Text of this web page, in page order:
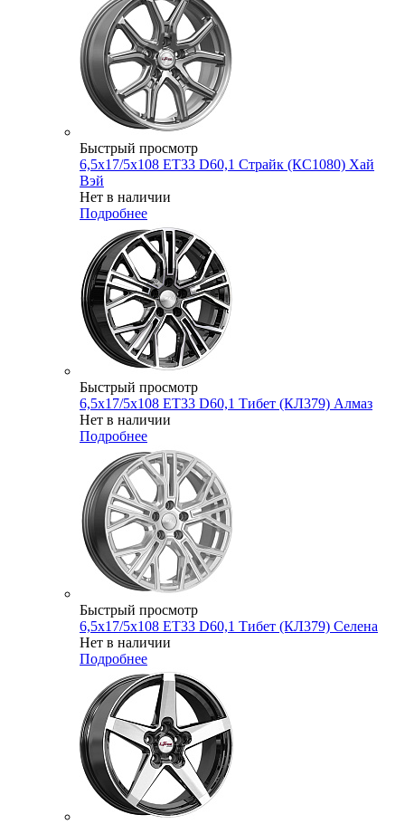
Быстрый просмотр
6,5x17/5x108 ET33 D60,1 Страйк (КС1080) Хай
Вэй
Нет в наличии
Подробнее
Быстрый просмотр
6,5x17/5x108 ET33 D60,1 Тибет (КЛ379) Алмаз
Нет в наличии
Подробнее
Быстрый просмотр
6,5x17/5x108 ET33 D60,1 Тибет (КЛ379) Селена
Нет в наличии
Подробнее